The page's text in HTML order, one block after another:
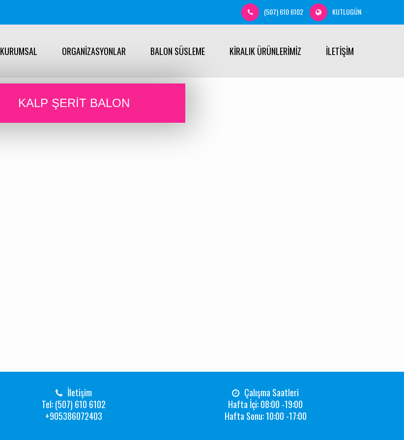
(507) 610 6102 KUTLUGÜN
KURUMSAL ORGANİZASYONLAR BALON SÜSLEME KİRALIK ÜRÜNLERİMİZ İLETİŞİM
KALP ŞERIT BALON
İletişim
Tel: (507) 610 6102
+905386072403
Çalışma Saatleri
Hafta İçi: 08:00 -19:00
Hafta Sonu: 10:00 -17:00